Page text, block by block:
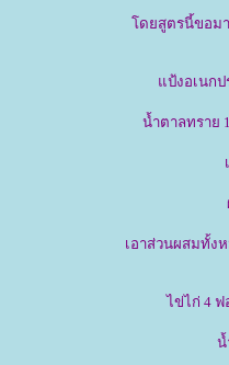
ดยสูตรนี้ขอมา
ป้งอเนกป
น้ำตาลทราย
เอาส่วนผสมทั้ง
ไข่ไก่ 4
น้